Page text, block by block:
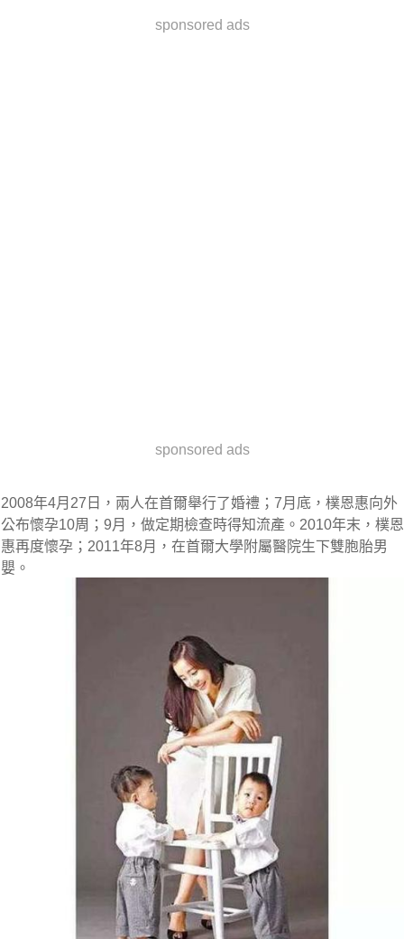
sponsored ads
sponsored ads
2008年4月27日，兩人在首爾舉行了婚禮；7月底，樸恩惠向外
公布懷孕10周；9月，做定期檢查時得知流產。2010年末，樸恩
惠再度懷孕；2011年8月，在首爾大學附屬醫院生下雙胞胎男
嬰。